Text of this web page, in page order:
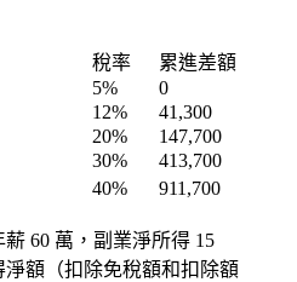
稅率
累進差額
5%
0
12%
41,300
20%
147,700
30%
413,700
40% 911,700
60 萬，副業淨所得 15
額（扣除免稅額和扣除額